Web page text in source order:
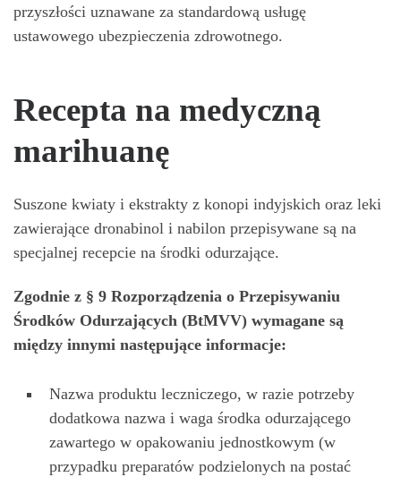
przyszłości uznawane za standardową usługę
ustawowego ubezpieczenia zdrowotnego.
Recepta na medyczną
marihuanę
Suszone kwiaty i ekstrakty z konopi indyjskich oraz leki
zawierające dronabinol i nabilon przepisywane są na
specjalnej recepcie na środki odurzające.
Zgodnie z § 9 Rozporządzenia o Przepisywaniu
Środków Odurzających (BtMVV) wymagane są
między innymi następujące informacje:
Nazwa produktu leczniczego, w razie potrzeby
dodatkowa nazwa i waga środka odurzającego
zawartego w opakowaniu jednostkowym (w
przypadku preparatów podzielonych na postać